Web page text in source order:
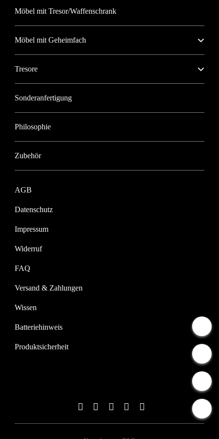
Möbel mit Tresor/Waffenschrank
Möbel mit Geheimfach
Tresore
Sonderanfertigung
Philosophie
Zubehör
AGB
Datenschutz
Impressum
Widerruf
FAQ
Versand & Zahlungen
Wissen
Batteriehinweis
Produktsicherheit